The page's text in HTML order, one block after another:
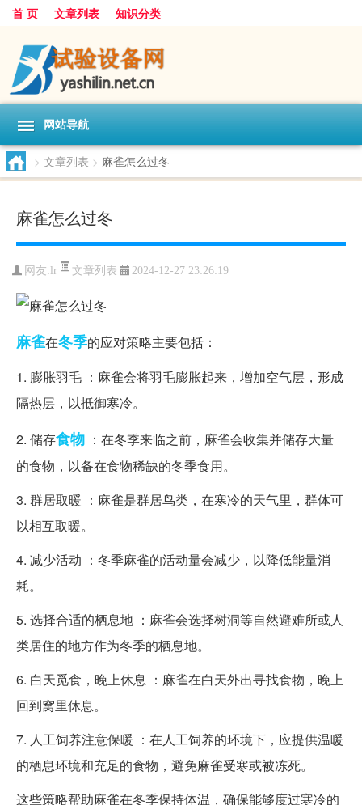
首 页 文章列表 知识分类
网站导航
> 文章列表 > 麻雀怎么过冬
麻雀怎么过冬
网友: lr 文章列表 2024-12-27 23:26:19
麻雀在冬季的应对策略主要包括：
1. 膨胀羽毛 ：麻雀会将羽毛膨胀起来，增加空气层，形成
隔热层，以抵御寒冷。
2. 储存食物 ：在冬季来临之前，麻雀会收集并储存大量
的食物，以备在食物稀缺的冬季食用。
3. 群居取暖 ：麻雀是群居鸟类，在寒冷的天气里，群体可
以相互取暖。
4. 减少活动 ：冬季麻雀的活动量会减少，以降低能量消
耗。
5. 选择合适的栖息地 ：麻雀会选择树洞等自然避难所或人
类居住的地方作为冬季的栖息地。
6. 白天觅食，晚上休息 ：麻雀在白天外出寻找食物，晚上
回到窝里休息。
7. 人工饲养注意保暖 ：在人工饲养的环境下，应提供温暖
的栖息环境和充足的食物，避免麻雀受寒或被冻死。
这些策略帮助麻雀在冬季保持体温，确保能够度过寒冷的